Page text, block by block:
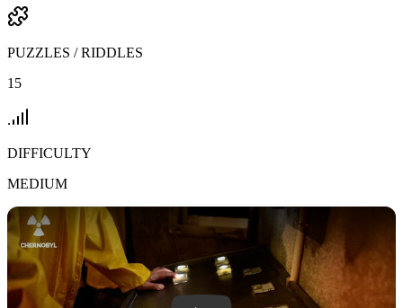
PUZZLES / RIDDLES
15
DIFFICULTY
MEDIUM